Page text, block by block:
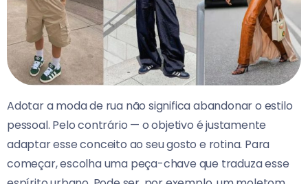
Adotar a moda de rua não significa abandonar o estilo
pessoal. Pelo contrário — o objetivo é justamente
adaptar esse conceito ao seu gosto e rotina. Para
começar, escolha uma peça-chave que traduza esse